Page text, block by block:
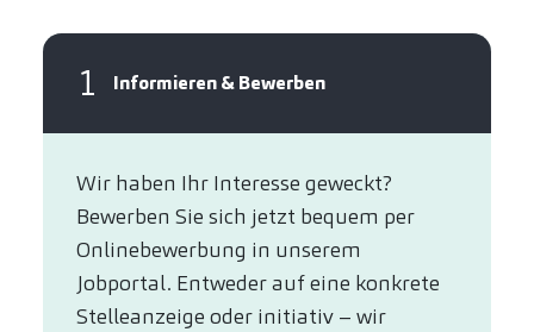
1 Informieren & Bewerben
Wir haben Ihr Interesse geweckt?​
Bewerben Sie sich jetzt bequem per
Online­bewerbung in unserem
Jobportal. Entweder auf eine konkrete
Stelleanzeige oder initiativ – wir